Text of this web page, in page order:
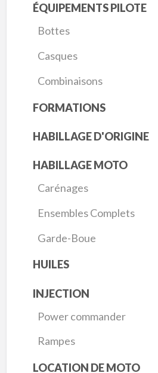
ÉQUIPEMENTS PILOTE
Bottes
Casques
Combinaisons
FORMATIONS
HABILLAGE D'ORIGINE
HABILLAGE MOTO
Carénages
Ensembles Complets
Garde-Boue
HUILES
INJECTION
Power commander
Rampes
LOCATION DE MOTO